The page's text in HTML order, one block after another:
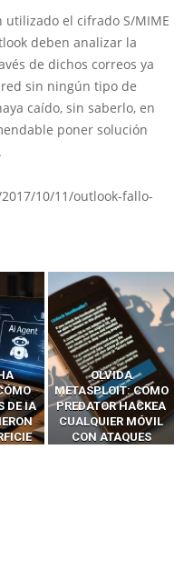
utilizado el cifrado S/MIME
deben analizar la
de dichos correos ya
sin ningún tipo de
caído, sin saberlo, en
poner solución
10/11/outlook-fallo-
CÓMO
CÓMO LOS HACKERS
INTERCEPTAN OTPS
Y LLAMADAS
MÓVILES SIN
‘HACKEAR’ — EL